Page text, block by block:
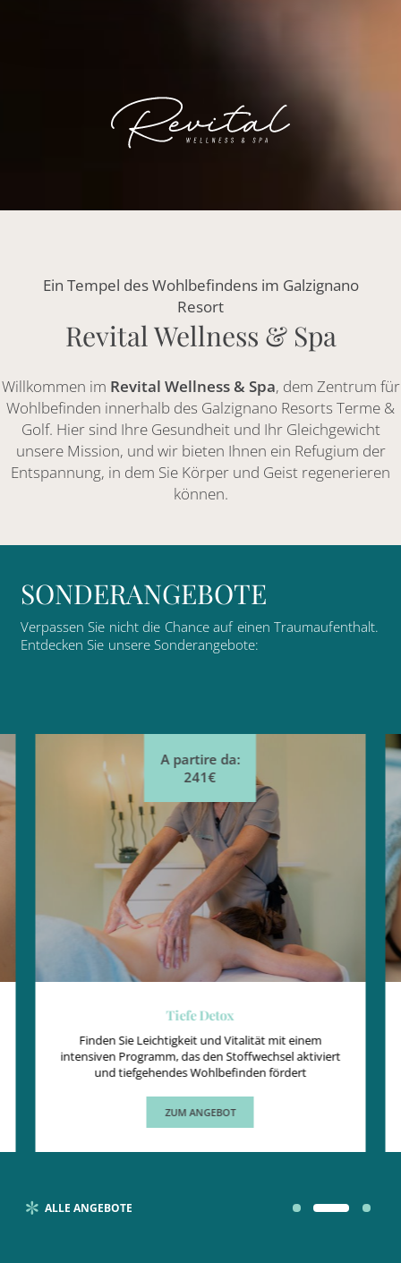
Ein Tempel des Wohlbefindens im Galzignano
Resort
Revital Wellness & Spa
Willkommen im Revital Wellness & Spa, dem Zentrum für
Wohlbefinden innerhalb des Galzignano Resorts Terme &
Golf. Hier sind Ihre Gesundheit und Ihr Gleichgewicht
unsere Mission, und wir bieten Ihnen ein Refugium der
Entspannung, in dem Sie Körper und Geist regenerieren
können.
SONDERANGEBOTE
Verpassen Sie nicht die Chance auf einen Traumaufenthalt.
Entdecken Sie unsere Sonderangebote:
A partire da:
221€
ENERGETISCHES REBALANCING
Ayurveda-Massage, Fußreflexzonenmassage und
exklusiver Zugang zur Revital Wellness & SPA.
ZUM ANGEBOT
ALLE ANGEBOTE